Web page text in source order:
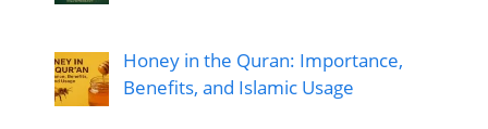
Honey in the Quran: Importance,
Benefits, and Islamic Usage